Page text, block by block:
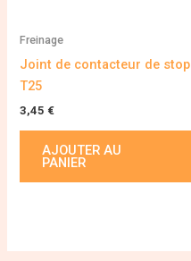
Freinage
Joint de contacteur de stop
T25
3,45 €
AJOUTER AU
PANIER